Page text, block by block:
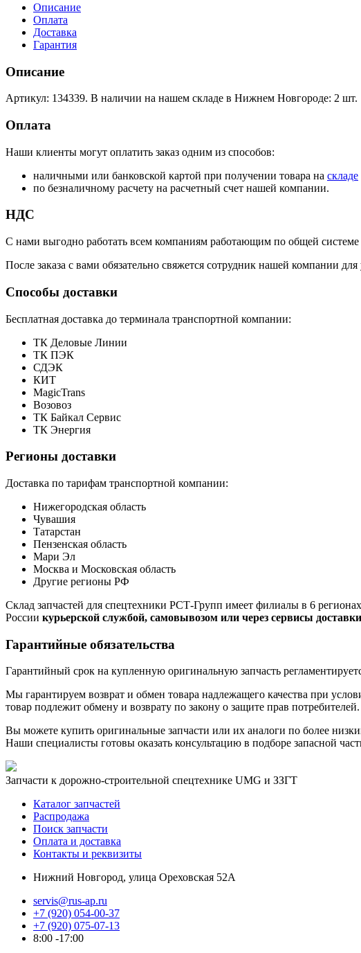
Описание
Оплата
Доставка
Гарантия
Описание
Артикул: 134339. В наличии на нашем складе в Нижнем Новгороде: 2 шт.
Оплата
Наши клиенты могут оплатить заказ одним из способов:
наличными или банковской картой при получении товара на складе
по безналичному расчету на расчетный счет нашей компании.
НДС
С нами выгодно работать всем компаниям работающим по общей
После заказа с вами обязательно свяжется сотрудник нашей компании
Способы доставки
Бесплатная доставка до терминала транспортной компании:
ТК Деловые Линии
ТК ПЭК
СДЭК
КИТ
MagicTrans
Возовоз
ТК Байкал Сервис
ТК Энергия
Регионы доставки
Доставка по тарифам транспортной компании:
Нижегородская область
Чувашия
Татарстан
Пензенская область
Мари Эл
Москва и Московская область
Другие регионы РФ
Склад запчастей для спецтехники РСТ-Групп имеет филиалы в 6
России курьерской службой, самовывозом или через сервисы доставки
Гарантийные обязательства
Гарантийный срок на купленную оригинальную запчасть
Мы гарантируем возврат и обмен товара надлежащего качества при
товар подлежит обмену и возврату по закону о защите прав потребителей.
Вы можете купить оригинальные запчасти или их аналоги по более
Наши специалисты готовы оказать консультацию в подборе запасной
Запчасти к дорожно-строительной спецтехнике UMG и ЗЗГТ
Каталог запчастей
Распродажа
Поиск запчасти
Оплата и доставка
Контакты и реквизиты
Нижний Новгород, улица Ореховская 52А
servis@rus-ap.ru
+7 (920) 054-00-37
+7 (920) 075-07-13
8:00 -17:00